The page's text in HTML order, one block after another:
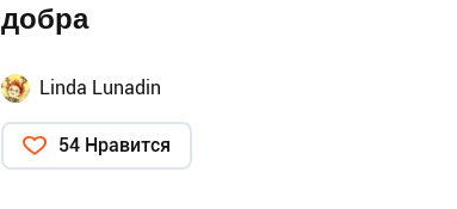
добра
Linda Lunadin
54 Нравится